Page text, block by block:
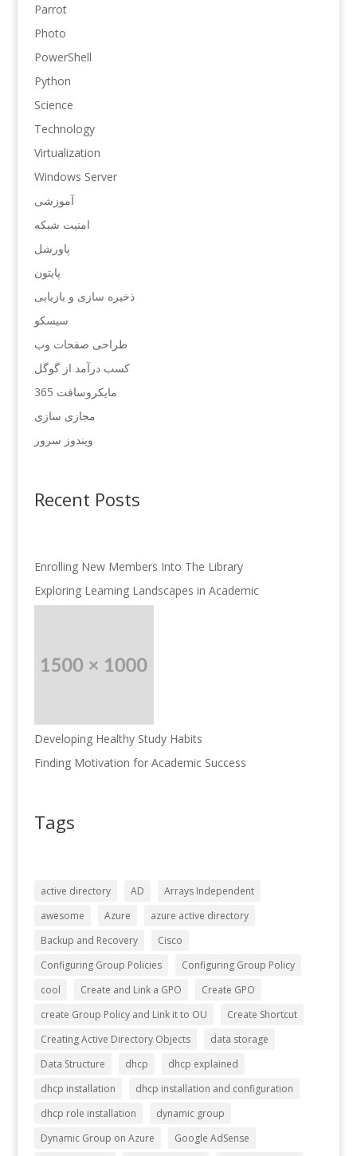
Parrot
Photo
PowerShell
Python
Science
Technology
Virtualization
Windows Server
آموزشی
امنیت شبکه
پاورشل
پایتون
ذخیره سازی و بازیابی
سیسکو
طراحی صفحات وب
کسب درآمد از گوگل
مایکروسافت 365
مجازی سازی
ویندوز سرور
Recent Posts
Enrolling New Members Into The Library
Exploring Learning Landscapes in Academic
Developing Healthy Study Habits
Finding Motivation for Academic Success
Tags
active directory AD
Arrays Independent
awesome
Azure
azure active directory
Backup and Recovery
Cisco
Configuring Group Policies
Configuring Group Policy
cool
Create and Link a GPO
Create GPO
create Group Policy and Link it to OU
Create Shortcut
Creating Active Directory Objects
data storage
Data Structure
dhcp
dhcp explained
dhcp installation
dhcp installation and configuration
dhcp role installation
dynamic group
Dynamic Group on Azure
Google AdSense